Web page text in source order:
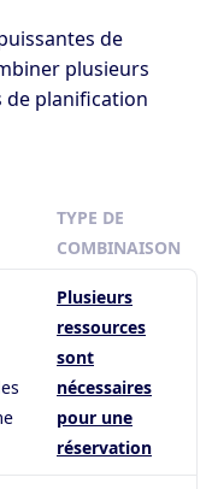
de
plusieurs
de planification
TYPE DE
COMBINAISON
Plusieurs
ressources
sont
nécessaires
pour une
réservation